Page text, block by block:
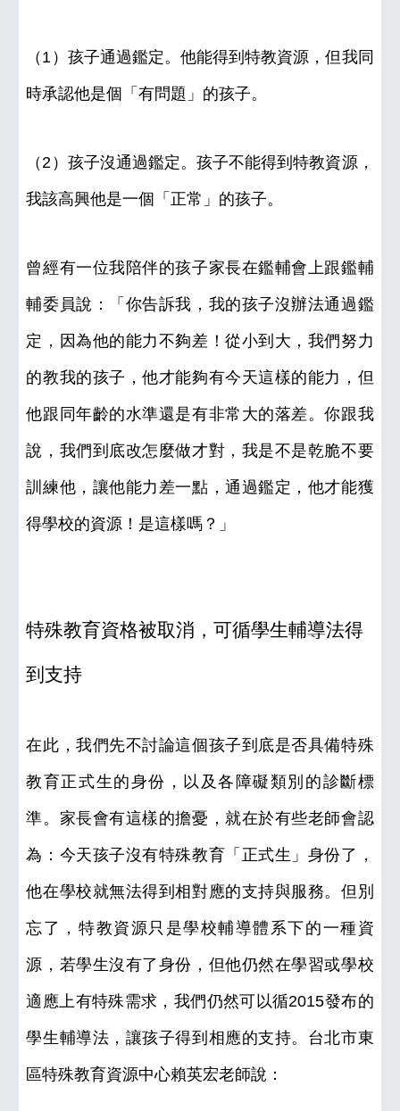
（1）孩子通過鑑定。他能得到特教資源，但我同
時承認他是個「有問題」的孩子。
（2）孩子沒通過鑑定。孩子不能得到特教資源，
我該高興他是一個「正常」的孩子。
曾經有一位我陪伴的孩子家長在鑑輔會上跟鑑輔
輔委員說：「你告訴我，我的孩子沒辦法通過鑑
定，因為他的能力不夠差！從小到大，我們努力
的教我的孩子，他才能夠有今天這樣的能力，但
他跟同年齡的水準還是有非常大的落差。你跟我
說，我們到底改怎麼做才對，我是不是乾脆不要
訓練他，讓他能力差一點，通過鑑定，他才能獲
得學校的資源！是這樣嗎？」
特殊教育資格被取消，可循學生輔導法得
到支持
在此，我們先不討論這個孩子到底是否具備特殊
教育正式生的身份，以及各障礙類別的診斷標
準。家長會有這樣的擔憂，就在於有些老師會認
為：今天孩子沒有特殊教育「正式生」身份了，
他在學校就無法得到相對應的支持與服務。但別
忘了，特教資源只是學校輔導體系下的一種資
源，若學生沒有了身份，但他仍然在學習或學校
適應上有特殊需求，我們仍然可以循2015發布的
學生輔導法，讓孩子得到相應的支持。台北市東
區特殊教育資源中心賴英宏老師說：